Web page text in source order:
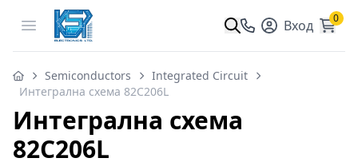
Open menu Вход 0
Semiconductors
Integrated Circuit
Интегрална схема 82C206L
Интегрална схема
82C206L